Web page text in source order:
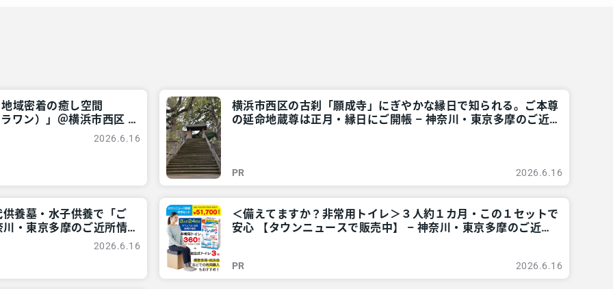
域密着の癒し空間
ワン）」＠横浜市西区 –
2026.6.16
横浜市西区の古刹「願成寺」にぎやかな縁日で知られる。ご本尊
の延命地蔵尊は正月・縁日にご開帳 – 神奈川・東京多摩のご近
PR 2026.6.16
養墓・水子供養で「ご
・東京多摩のご近所情
2026.6.16
＜備えてますか？非常用トイレ＞３人約１カ月・この１セットで
安心 【タウンニュースで販売中】 – 神奈川・東京多摩のご近所
PR 2026.6.16